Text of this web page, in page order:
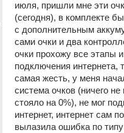
июля, пришли мне эти
(сегодня), в комплекте
с дополнительным
сами очки и два
очки прохожу все этапы
подключения интернета,
самая жесть, у меня
система очков (ничего не
стояло на 0%), не мог
интернет, интернет сам
вылазила ошибка по